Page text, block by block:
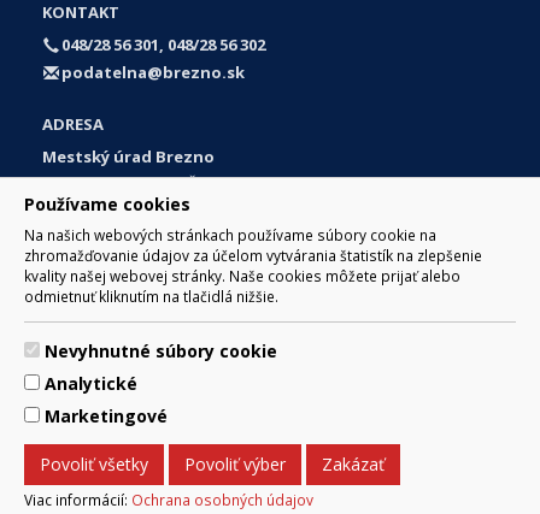
Používame cookies
Na našich webových stránkach používame súbory cookie na
zhromažďovanie údajov za účelom vytvárania štatistík na zlepšenie
kvality našej webovej stránky. Naše cookies môžete prijať alebo
odmietnuť kliknutím na tlačidlá nižšie.
Nevyhnutné súbory cookie
Analytické
Marketingové
Povoliť všetky Povoliť výber Zakázať
Viac informácií: Ochrana osobných údajov
KONTAKT
048/28 56 301, 048/28 56 302
podatelna@brezno.sk
ADRESA
Mestský úrad Brezno
Námestie gen. M. R. Štefánika 1
977 01 Brezno
Slovakia (Slovak Republic)
© 2017 Mesto Brezno, Námestie gen. M. R. Štefánika 1, Brezno
977 01 Tel.: 048/28 56 301, 048/28 56 302 Email:
Za obsah zodpovedá Mesto Brezno. Technický prevádzkovateľ:
Arrabella, s.r.o. , Pod Donátom 12/136 Žiar nad Hronom 965 01
podpora@internetova-stranka.sk
Prehlásenie o prístupnosti
Ochrana osobných údajov